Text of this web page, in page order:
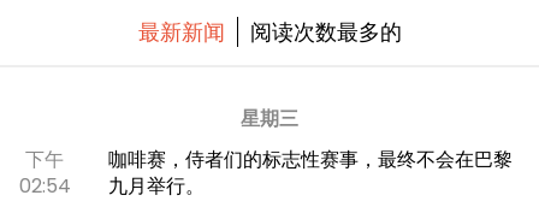
最新新闻 阅读次数最多的
星期三
下午
02:54
咖啡赛，侍者们的标志性赛事，最终不会在巴黎
九月举行。